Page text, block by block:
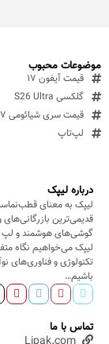
درباره لیپک
لیپک به معنای
قدیمی‌ترین
گوشی‌های هوشمند و لپ
لیپک می‌خواهیم نگاه
تکنولوژی و فناوری‌های
باشیم…
تماس با ما
موضوعات محبوب
قیمت آیفون ۱۷
گلکسی S26 Ultra
قیمت سری شیائومی ۱۷
لپ‌تاپ